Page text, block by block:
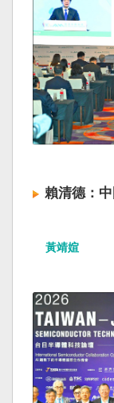
賴清德：
黃靖媗